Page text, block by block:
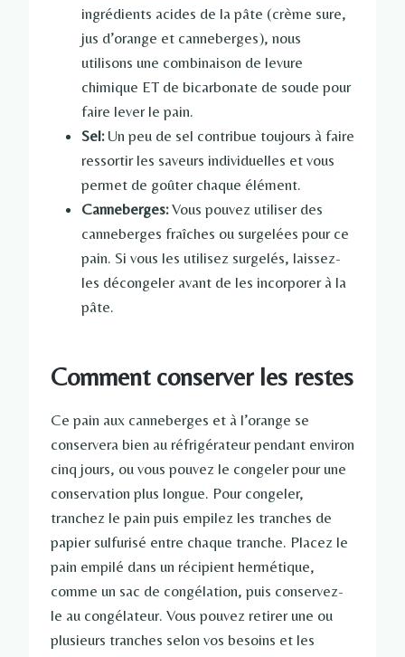
ingrédients acides de la pâte (crème sure,
jus d’orange et canneberges), nous
utilisons une combinaison de levure
chimique ET de bicarbonate de soude pour
faire lever le pain.
Sel:Un peu de sel contribue toujours à faire
ressortir les saveurs individuelles et vous
permet de goûter chaque élément.
Canneberges:Vous pouvez utiliser des
canneberges fraîches ou surgelées pour ce
pain. Si vous les utilisez surgelés, laissez-
les décongeler avant de les incorporer à la
pâte.
Comment conserver les restes
Ce pain aux canneberges et à l’orange se
conservera bien au réfrigérateur pendant environ
cinq jours, ou vous pouvez le congeler pour une
conservation plus longue. Pour congeler,
tranchez le pain puis empilez les tranches de
papier sulfurisé entre chaque tranche. Placez le
pain empilé dans un récipient hermétique,
comme un sac de congélation, puis conservez-
le au congélateur. Vous pouvez retirer une ou
plusieurs tranches selon vos besoins et les